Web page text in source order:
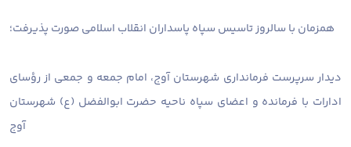
همزمان با سالروز تاسیس سپاه پاسداران انقلاب اسلامی صورت پذیرفت؛
دیدار سرپرست فرمانداری شهرستان آوج، امام جمعه و جمعی از رؤسای
ادارات با فرمانده و اعضای سپاه ناحیه حضرت ابوالفضل (ع) شهرستان
آوج